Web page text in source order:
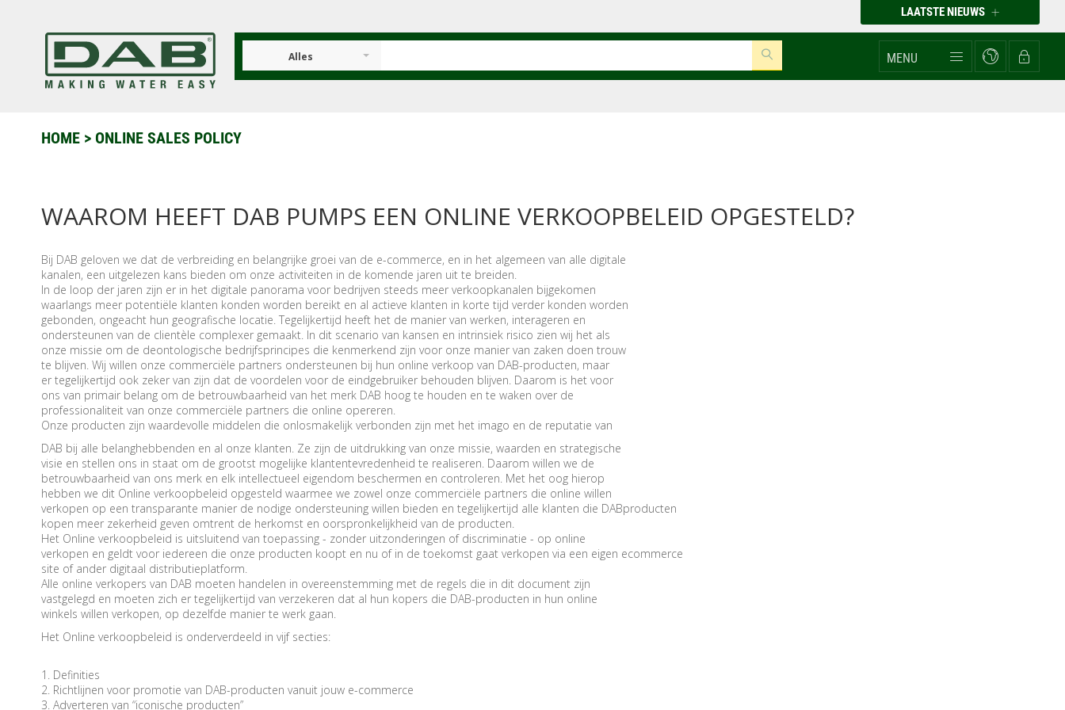
LAATSTE NIEUWS
Alles MENU
HOME > ONLINE SALES POLICY
WAAROM HEEFT DAB PUMPS EEN ONLINE VERKOOPBELEID OPGESTELD?
Bij DAB geloven we dat de verbreiding en belangrijke groei van de e-commerce, en in het algemeen van alle digitale
kanalen, een uitgelezen kans bieden om onze activiteiten in de komende jaren uit te breiden.
In de loop der jaren zijn er in het digitale panorama voor bedrijven steeds meer verkoopkanalen bijgekomen
waarlangs meer potentiële klanten konden worden bereikt en al actieve klanten in korte tijd verder konden worden
gebonden, ongeacht hun geografische locatie. Tegelijkertijd heeft het de manier van werken, interageren en
ondersteunen van de clientèle complexer gemaakt. In dit scenario van kansen en intrinsiek risico zien wij het als
onze missie om de deontologische bedrijfsprincipes die kenmerkend zijn voor onze manier van zaken doen trouw
te blijven. Wij willen onze commerciële partners ondersteunen bij hun online verkoop van DAB-producten, maar
er tegelijkertijd ook zeker van zijn dat de voordelen voor de eindgebruiker behouden blijven. Daarom is het voor
ons van primair belang om de betrouwbaarheid van het merk DAB hoog te houden en te waken over de
professionaliteit van onze commerciële partners die online opereren.
Onze producten zijn waardevolle middelen die onlosmakelijk verbonden zijn met het imago en de reputatie van
DAB bij alle belanghebbenden en al onze klanten. Ze zijn de uitdrukking van onze missie, waarden en strategische
visie en stellen ons in staat om de grootst mogelijke klantentevredenheid te realiseren. Daarom willen we de
betrouwbaarheid van ons merk en elk intellectueel eigendom beschermen en controleren. Met het oog hierop
hebben we dit Online verkoopbeleid opgesteld waarmee we zowel onze commerciële partners die online willen
verkopen op een transparante manier de nodige ondersteuning willen bieden en tegelijkertijd alle klanten die DABproducten
kopen meer zekerheid geven omtrent de herkomst en oorspronkelijkheid van de producten.
Het Online verkoopbeleid is uitsluitend van toepassing - zonder uitzonderingen of discriminatie - op online
verkopen en geldt voor iedereen die onze producten koopt en nu of in de toekomst gaat verkopen via een eigen ecommerce
site of ander digitaal distributieplatform.
Alle online verkopers van DAB moeten handelen in overeenstemming met de regels die in dit document zijn
vastgelegd en moeten zich er tegelijkertijd van verzekeren dat al hun kopers die DAB-producten in hun online
winkels willen verkopen, op dezelfde manier te werk gaan.
Het Online verkoopbeleid is onderverdeeld in vijf secties:
1. Definities
2. Richtlijnen voor promotie van DAB-producten vanuit jouw e-commerce
3. Adverteren van “iconische producten”